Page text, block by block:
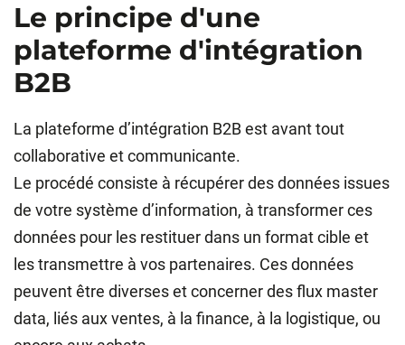
Le principe d'une
plateforme d'intégration
B2B
La plateforme d’intégration B2B est avant tout
collaborative et communicante.
Le procédé consiste à récupérer des données issues
de votre système d’information, à transformer ces
données pour les restituer dans un format cible et
les transmettre à vos partenaires. Ces données
peuvent être diverses et concerner des flux master
data, liés aux ventes, à la finance, à la logistique, ou